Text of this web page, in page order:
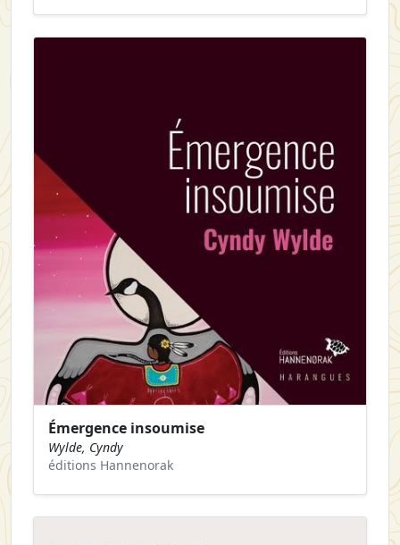
Émergence insoumise
Wylde, Cyndy
éditions Hannenorak